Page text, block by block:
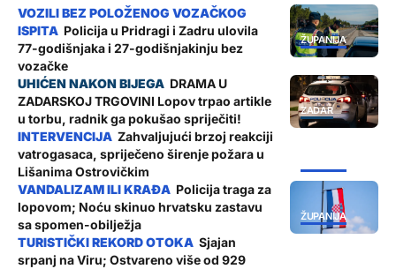
ŽUPANIJA
Policija u Pridragi i Zadru ulovila
77-godišnjaka i 27-godišnjakinju bez
vozačke
ZADAR
DRAMA U
ZADARSKOJ TRGOVINI Lopov trpao artikle
u torbu, radnik ga pokušao spriječiti!
Zahvaljujući brzoj reakciji
vatrogasaca, spriječeno širenje požara u
Lišanima Ostrovičkim
ŽUPANIJA
Policija traga za
lopovom; Noću skinuo hrvatsku zastavu
sa spomen-obilježja
Sjajan
srpanj na Viru; Ostvareno više od 929